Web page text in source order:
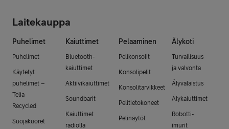
Laitekauppa
Puhelimet
Puhelimet
Käytetyt
puhelimet –
Telia
Recycled
Suojakuoret
Kaiuttimet
Bluetooth-
kaiuttimet
Aktiivikaiuttimet
Soundbarit
Kaiuttimet
radiolla
Pelaaminen
Pelikonsolit
Konsolipelit
Konsolitarvikkeet
Pelitietokoneet
Pelinäytöt
Älykoti
Turvallisuus
ja valvonta
Älyvalaistus
Älykaiuttimet
Robotti-
imurit